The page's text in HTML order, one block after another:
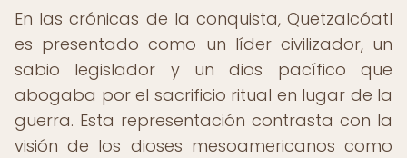
En las crónicas de la conquista, Quetzalcóatl
es presentado como un líder civilizador, un
sabio legislador y un dios pacífico que
abogaba por el sacrificio ritual en lugar de la
guerra. Esta representación contrasta con la
visión de los dioses mesoamericanos como